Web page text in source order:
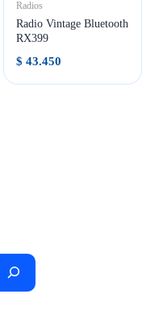
Radios
Radio Vintage Bluetooth
RX399
$ 43.450